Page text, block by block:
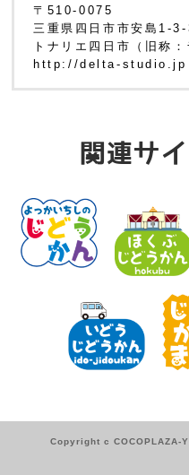
〒510-0075
三重県四日市市安島1-3-
トナリエ四日市（旧称
http://delta-studio.jp
関連サ
Copyright c COCOPLAZA-